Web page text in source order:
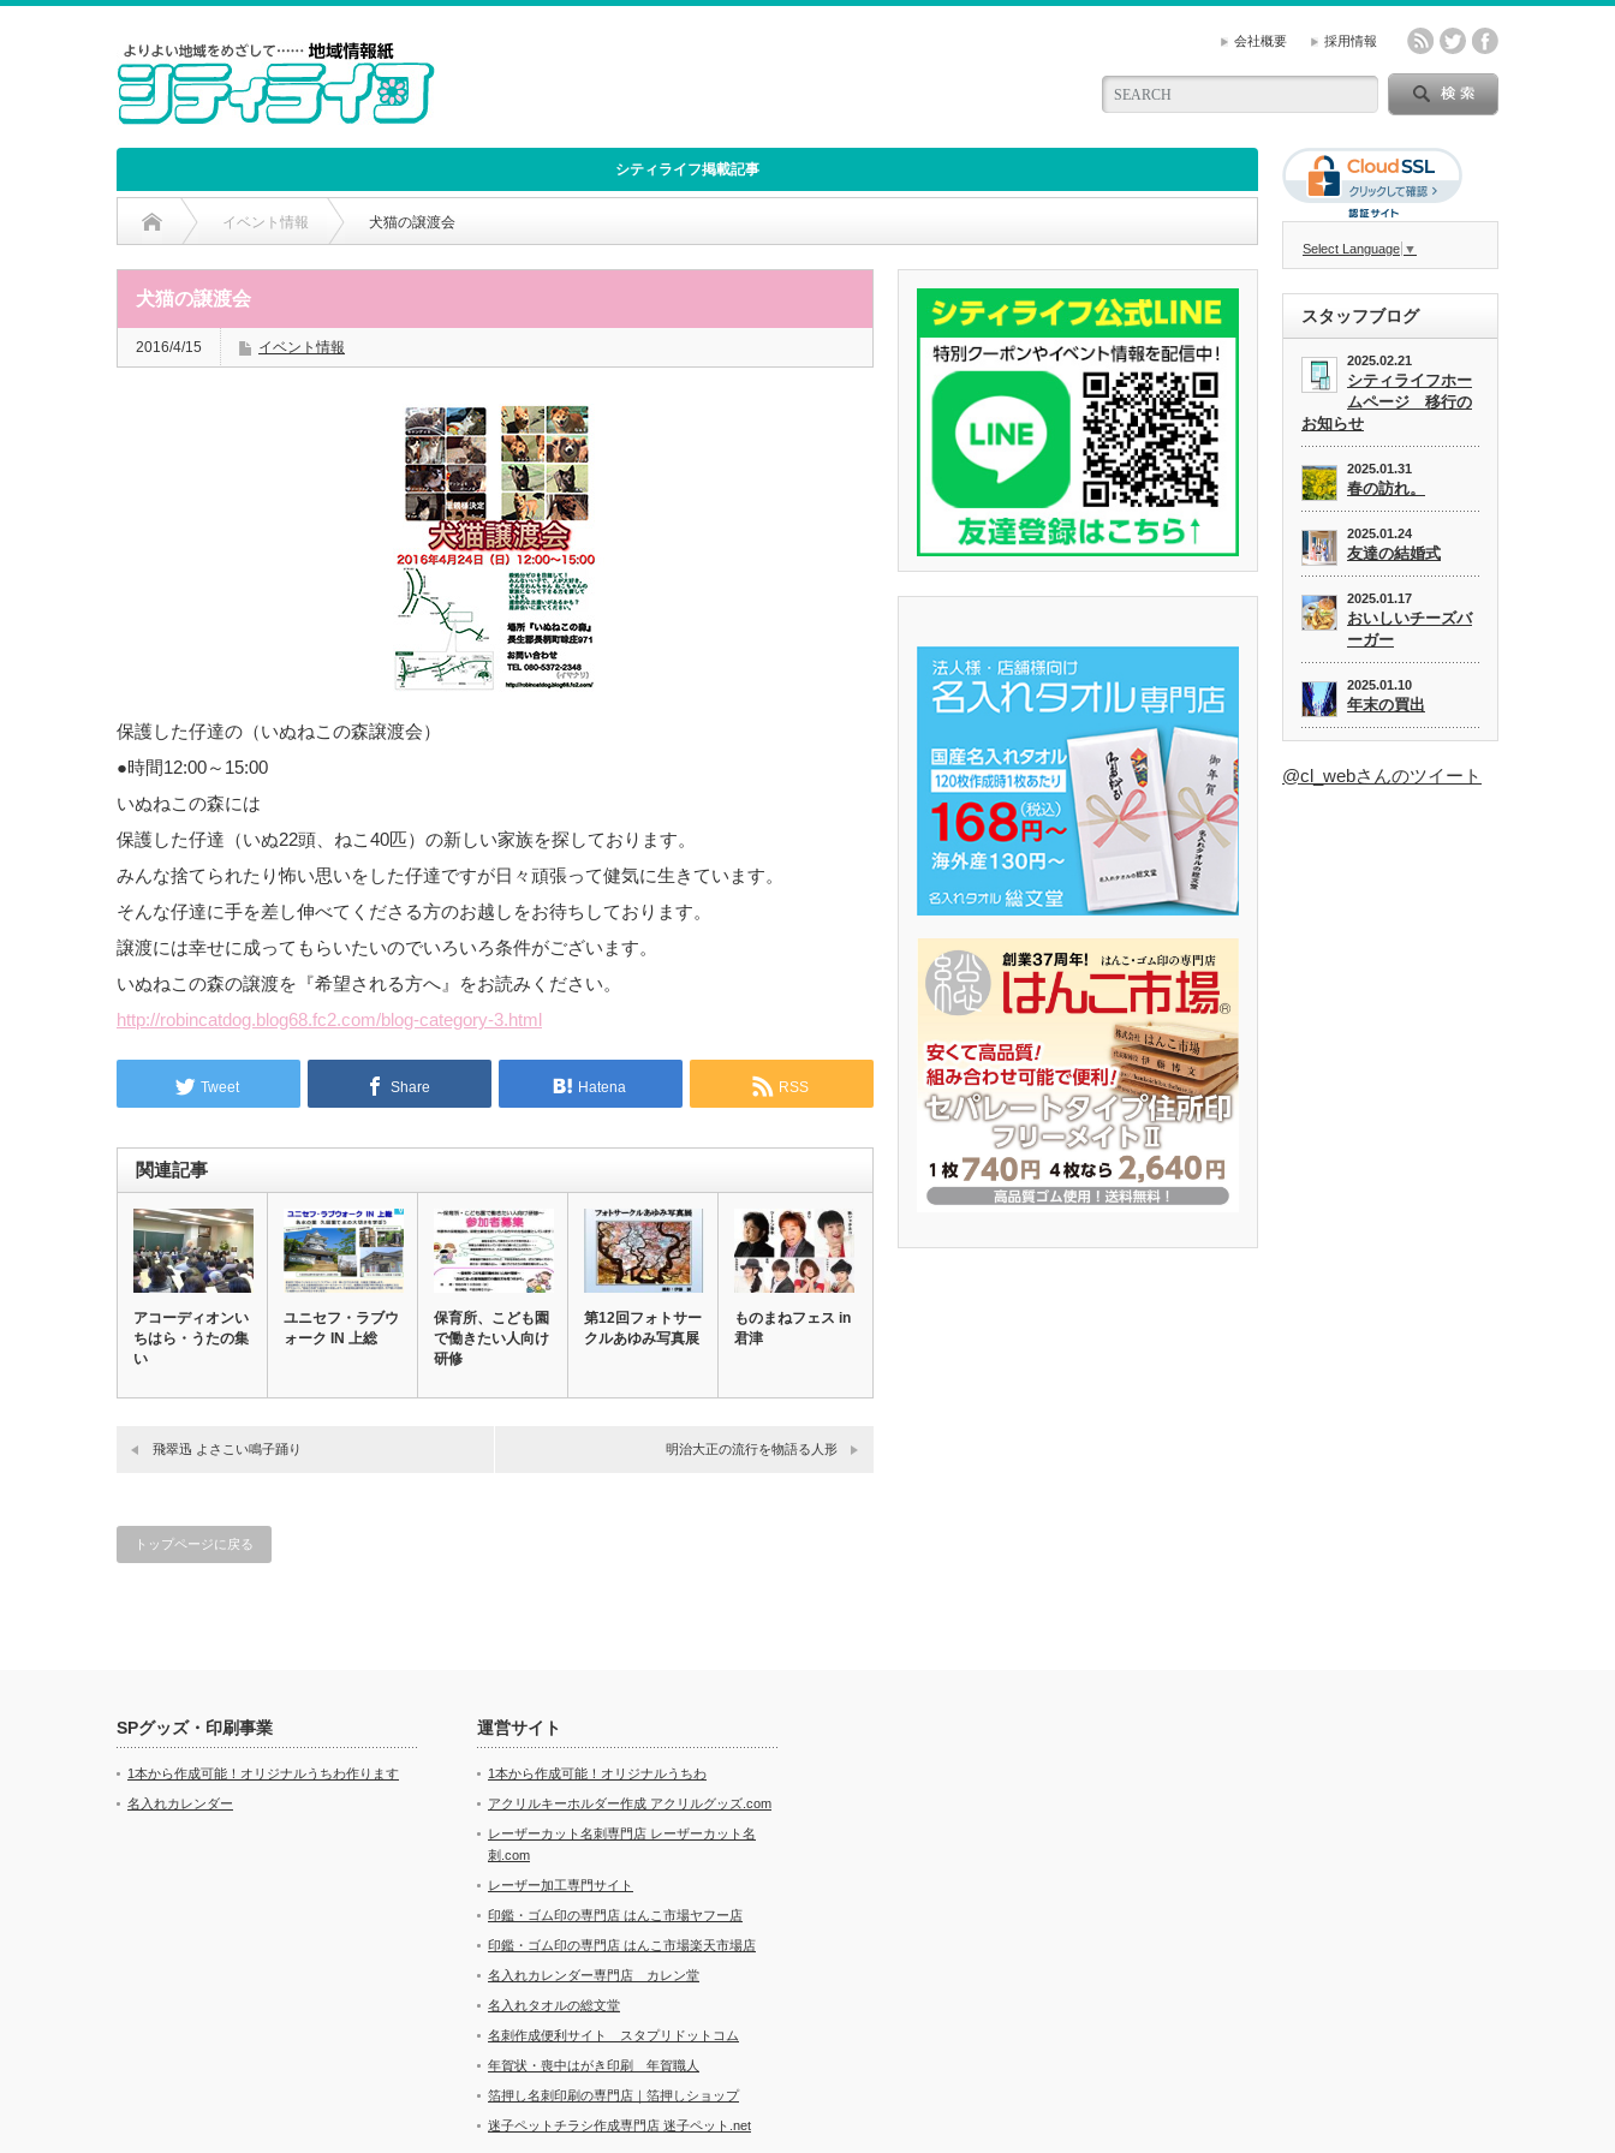
会社概要 採用情報
シティライフ掲載記事
イベント情報 犬猫の譲渡会
犬猫の譲渡会
2016/4/15 イベント情報
保護した仔達の（いぬねこの森譲渡会）
●時間12:00～15:00
いぬねこの森には
保護した仔達（いぬ22頭、ねこ40匹）の新しい家族を探しております。
みんな捨てられたり怖い思いをした仔達ですが日々頑張って健気に生きています。
そんな仔達に手を差し伸べてくださる方のお越しをお待ちしております。
譲渡には幸せに成ってもらいたいのでいろいろ条件がございます。
いぬねこの森の譲渡を『希望される方へ』をお読みください。
http://robincatdog.blog68.fc2.com/blog-category-3.html
Tweet Share Hatena RSS
関連記事
アコーディオンい
ちはら・うたの集
い
ユニセフ・ラブウ
ォーク IN 上総
保育所、こども園
で働きたい人向け
研修
第12回フォトサー
クルあゆみ写真展
ものまねフェス in
君津
飛翠迅 よさこい鳴子踊り 明治大正の流行を物語る人形
トップページに戻る
Select Language ▼
スタッフブログ
2025.02.21
シティライフホー
ムページ 移行の
お知らせ
2025.01.31
春の訪れ。
2025.01.24
友達の結婚式
2025.01.17
おいしいチーズバ
ーガー
2025.01.10
年末の買出
@cl_webさんのツイート
SPグッズ・印刷事業
1本から作成可能！オリジナルうちわ作ります
名入れカレンダー
運営サイト
1本から作成可能！オリジナルうちわ
アクリルキーホルダー作成 アクリルグッズ.com
レーザーカット名刺専門店 レーザーカット名
刺.com
レーザー加工専門サイト
印鑑・ゴム印の専門店 はんこ市場ヤフー店
印鑑・ゴム印の専門店 はんこ市場楽天市場店
名入れカレンダー専門店 カレン堂
名入れタオルの総文堂
名刺作成便利サイト スタプリドットコム
年賀状・喪中はがき印刷 年賀職人
箔押し名刺印刷の専門店｜箔押しショップ
迷子ペットチラシ作成専門店 迷子ペット.net